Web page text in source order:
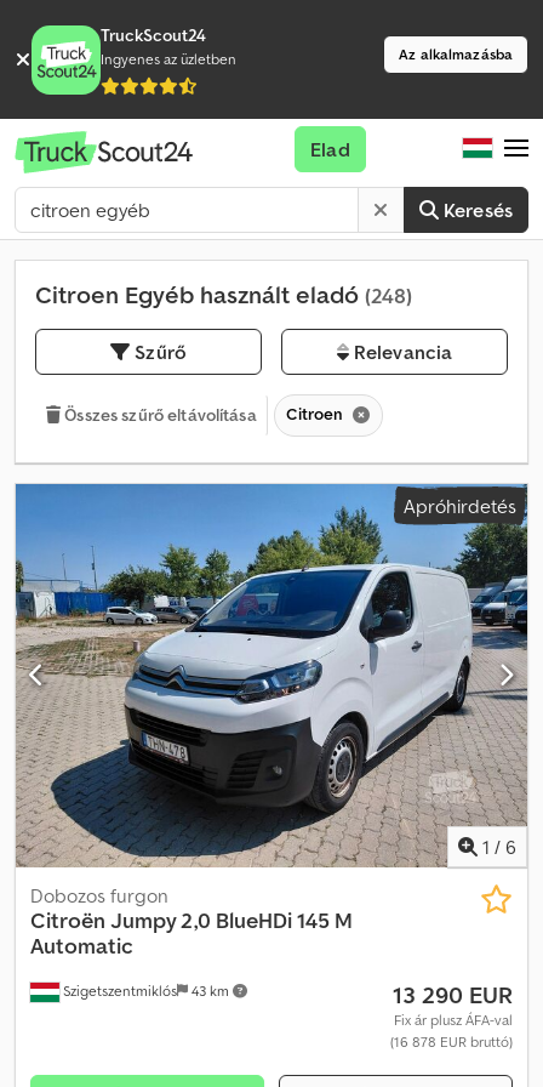
TruckScout24
Ingyenes az üzletben Az alkalmazásba
Keresés
Elad
Citroen Egyéb használt eladó (248)
Szűrő Relevancia
Összes szűrő eltávolítása Citroen
Apróhirdetés
1 / 6
Szigetszentmiklós 43 km
Dobozos furgon
Citroën Jumpy 2,0 BlueHDi 145 M
Automatic
13 290 EUR
Fix ár plusz ÁFA-val
(16 878 EUR bruttó)